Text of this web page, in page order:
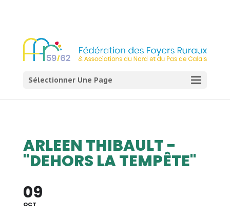
Sélectionner Une Page
ARLEEN THIBAULT -
"DEHORS LA TEMPÊTE"
09
OCT